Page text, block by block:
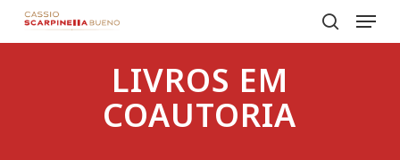
Skip
search
Menu
LIVROS EM
COAUTORIA